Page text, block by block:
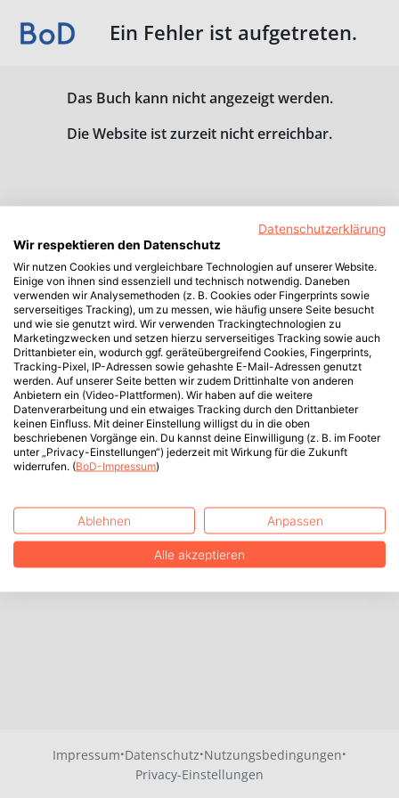
Ein Fehler ist aufgetreten.
Das Buch kann nicht angezeigt werden.
Die Website ist zurzeit nicht erreichbar.
Impressum·Datenschutz·Nutzungsbedingungen·
Privacy-Einstellungen
Datenschutzerklärung
Wir respektieren den Datenschutz
Wir nutzen Cookies und vergleichbare Technologien auf unserer Website.
Einige von ihnen sind essenziell und technisch notwendig. Daneben
verwenden wir Analysemethoden (z. B. Cookies oder Fingerprints sowie
serverseitiges Tracking), um zu messen, wie häufig unsere Seite besucht
und wie sie genutzt wird. Wir verwenden Trackingtechnologien zu
Marketingzwecken und setzen hierzu serverseitiges Tracking sowie auch
Drittanbieter ein, wodurch ggf. geräteübergreifend Cookies, Fingerprints,
Tracking-Pixel, IP-Adressen sowie gehashte E-Mail-Adressen genutzt
werden. Auf unserer Seite betten wir zudem Drittinhalte von anderen
Anbietern ein (Video-Plattformen). Wir haben auf die weitere
Datenverarbeitung und ein etwaiges Tracking durch den Drittanbieter
keinen Einfluss. Mit deiner Einstellung willigst du in die oben
beschriebenen Vorgänge ein. Du kannst deine Einwilligung (z. B. im Footer
unter „Privacy-Einstellungen“) jederzeit mit Wirkung für die Zukunft
widerrufen. (BoD-Impressum)
Ablehnen Anpassen
Alle akzeptieren